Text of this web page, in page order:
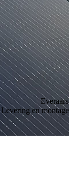
Levering en